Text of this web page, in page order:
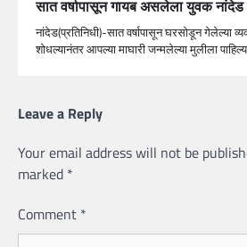
सात वर्षापासून गायब असलेला युवक नांदेड
नांदेड(प्रतिनिधी)-सात वर्षापासून घरसोडून गेलेल्या
शोधल्यानंतर आपल्या माघारी जन्मलेल्या मुलीला
Leave a Reply
Your email address will not be
marked *
Comment *